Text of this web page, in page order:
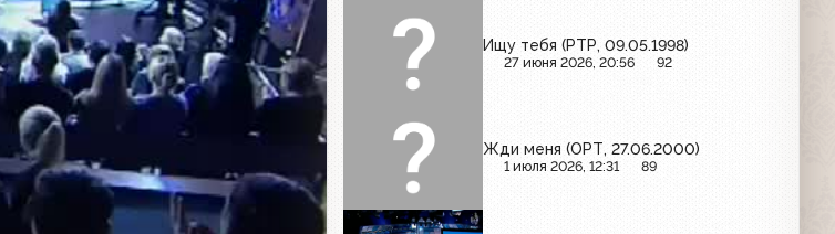
Ищу тебя (РТР, 09.05.1998)
27 июня 2026, 20:56 92
Жди меня (ОРТ, 27.06.2000)
1 июля 2026, 12:31 89